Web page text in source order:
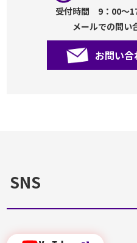
受付時間 9：00～
メールでの問い
お問い
SNS